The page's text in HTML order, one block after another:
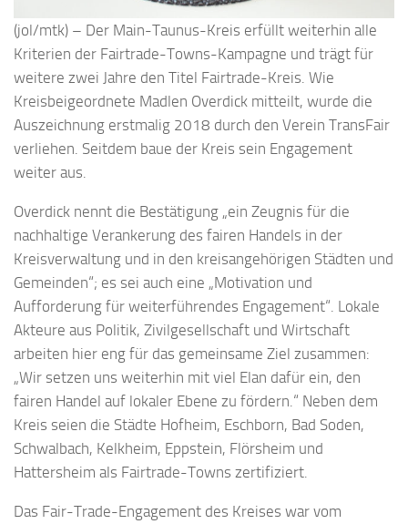
(jol/mtk) – Der Main-Taunus-Kreis erfüllt weiterhin alle
Kriterien der Fairtrade-Towns-Kampagne und trägt für
weitere zwei Jahre den Titel Fairtrade-Kreis. Wie
Kreisbeigeordnete Madlen Overdick mitteilt, wurde die
Auszeichnung erstmalig 2018 durch den Verein TransFair
verliehen. Seitdem baue der Kreis sein Engagement
weiter aus.
Overdick nennt die Bestätigung „ein Zeugnis für die
nachhaltige Verankerung des fairen Handels in der
Kreisverwaltung und in den kreisangehörigen Städten und
Gemeinden“; es sei auch eine „Motivation und
Aufforderung für weiterführendes Engagement“. Lokale
Akteure aus Politik, Zivilgesellschaft und Wirtschaft
arbeiten hier eng für das gemeinsame Ziel zusammen:
„Wir setzen uns weiterhin mit viel Elan dafür ein, den
fairen Handel auf lokaler Ebene zu fördern.“ Neben dem
Kreis seien die Städte Hofheim, Eschborn, Bad Soden,
Schwalbach, Kelkheim, Eppstein, Flörsheim und
Hattersheim als Fairtrade-Towns zertifiziert.
Das Fair-Trade-Engagement des Kreises war vom